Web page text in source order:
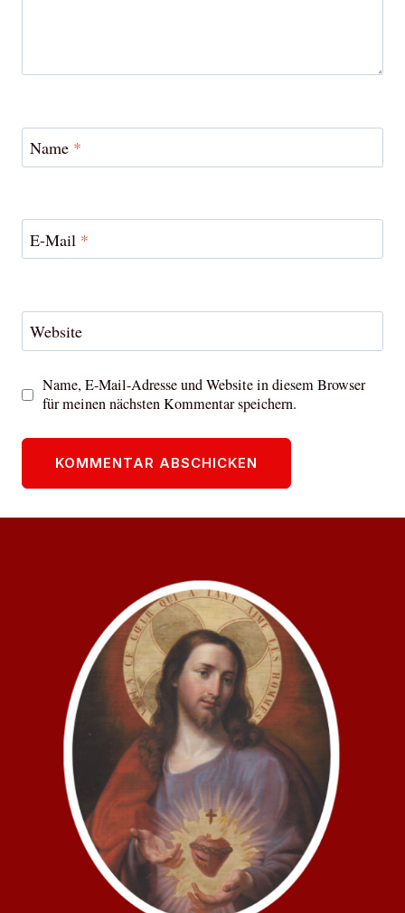
Name *
E-Mail *
Website
Name, E-Mail-Adresse und Website in diesem Browser
für meinen nächsten Kommentar speichern.